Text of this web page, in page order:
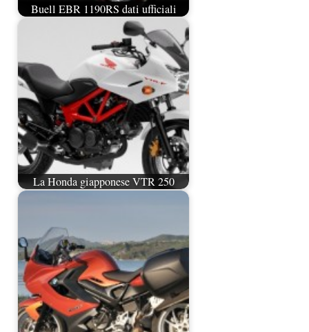
Buell EBR 1190RS dati ufficiali
La Honda giapponese VTR 250